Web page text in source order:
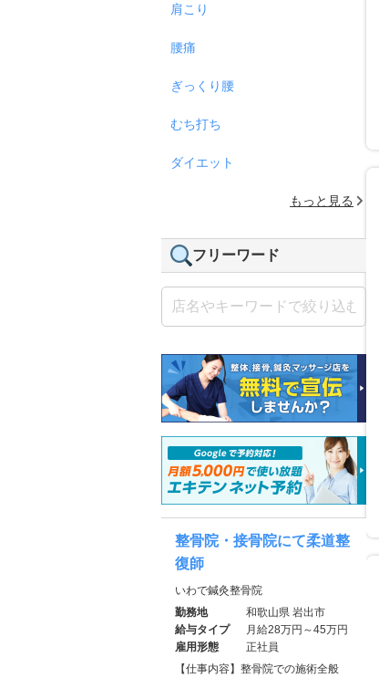
肩こり
腰痛
ぎっくり腰
むち打ち
ダイエット
もっと見る
フリーワード
整骨院・接骨院にて柔道整
復師
いわで鍼灸整骨院
勤務地
和歌山県 岩出市
給与タイプ
月給28万円～45万円
雇用形態
正社員
【仕事内容】整骨院での施術全般